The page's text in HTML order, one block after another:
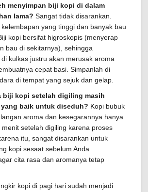
menyimpan biji kopi di dalam
lama? Sangat tidak disarankan.
yang tinggi dan banyak bau
kopi bersifat higroskopis (menyerap
bau di sekitarnya), sehingga
kulkas justru akan merusak aroma
cepat basi. Simpanlah di
di tempat yang sejuk dan gelap.
biji kopi setelah digiling masih
baik untuk diseduh? Kopi bubuk
aroma dan kesegarannya hanya
setelah digiling karena proses
itu, sangat disarankan untuk
kopi sesaat sebelum Anda
cita rasa dan aromanya tetap
kopi di pagi hari sudah menjadi